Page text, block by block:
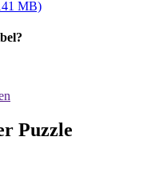
MB)
Puzzle